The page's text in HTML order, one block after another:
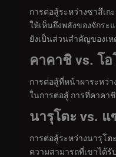
การต่อสู้ระหว่างซาสึเ
ให้เห็นถึงพลังของจักระ
ยังเป็นส่วนสำคัญของเ
คาคาชิ vs. โ
การต่อสู้ที่หน้าผาระหว่
ในการต่อสู้ การที่คาคา
นารุโตะ vs.
การต่อสู้ระหว่างนารุโ
ความสามารถที่เขาได้รั